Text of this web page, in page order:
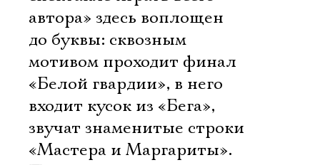
автора» здесь воплощен
до буквы: сквозным
мотивом проходит финал
«Белой гвардии», в него
входит кусок из «Бега»,
звучат знаменитые строки
«Мастера и Маргариты».